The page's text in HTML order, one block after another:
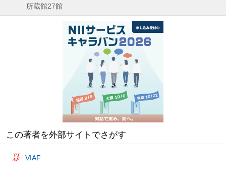
所蔵館27館
この著者を外部サイトでさがす
VIAF